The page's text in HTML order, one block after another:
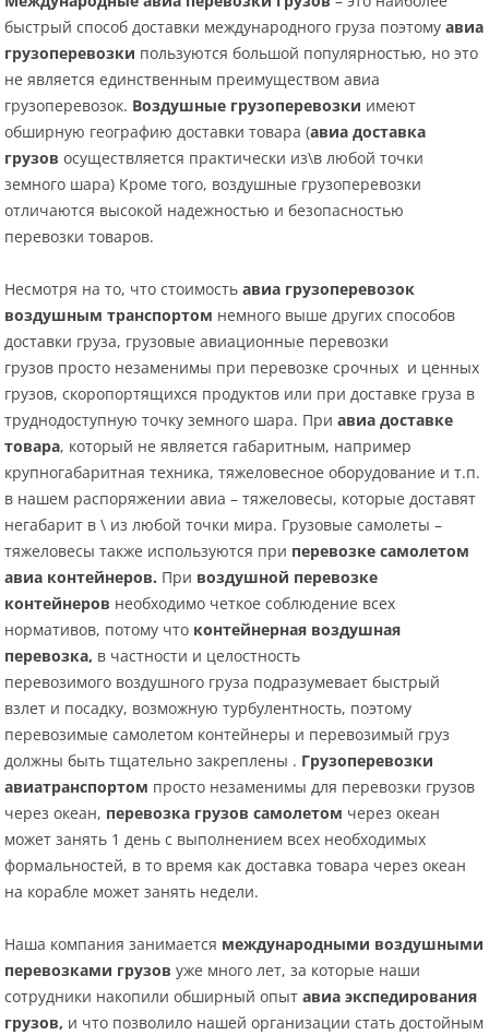
быстрый способ доставки международного груза поэтомуавиа
грузоперевозки пользуются большой популярностью, но это
не является единственным преимуществом авиа
грузоперевозок. Воздушные грузоперевозки имеют
обширную географию доставки товара (авиа доставка
грузов осуществляется практически из\в любой точки
земного шара) Кроме того, воздушные грузоперевозки
отличаются высокой надежностью и безопасностью
перевозки товаров.
Несмотря на то, что стоимостьавиа грузоперевозок
воздушным транспортом немного выше других способов
доставки груза, грузовые авиационные перевозки
грузов просто незаменимы при перевозке срочных и ценных
грузов, скоропортящихся продуктов или при доставке груза в
труднодоступную точку земного шара. Приавиа доставке
товара, который не является габаритным, например
крупногабаритная техника, тяжеловесное оборудование и т.п.
в нашем распоряжении авиа – тяжеловесы, которые доставят
негабарит в \ из любой точки мира. Грузовые самолеты –
тяжеловесы также используются при перевозке самолетом
авиа контейнеров. При воздушной перевозке
контейнеров необходимо четкое соблюдение всех
нормативов, потому что контейнерная воздушная
перевозка, в частности и целостность
перевозимого воздушного груза подразумевает быстрый
взлет и посадку, возможную турбулентность, поэтому
перевозимые самолетом контейнеры и перевозимый груз
должны быть тщательно закреплены . Грузоперевозки
авиатранспортом просто незаменимы для перевозки грузов
через океан, перевозка грузов самолетом через океан
может занять 1 день с выполнением всех необходимых
формальностей, в то время как доставка товара через океан
на корабле может занять недели.
Наша компания занимается международными воздушными
перевозками грузовуже много лет, за которые наши
сотрудники накопили обширный опытавиа экспедирования
грузов, и что позволило нашей организации стать достойным